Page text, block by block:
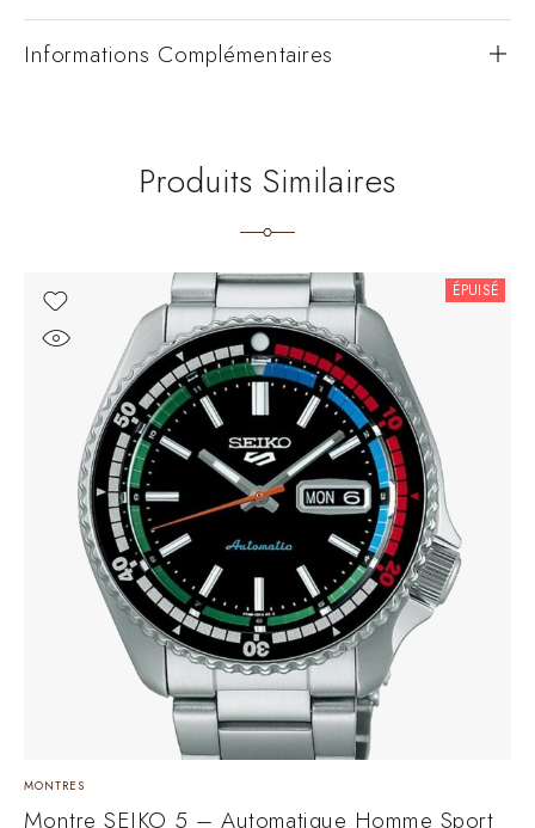
Informations Complémentaires
Produits Similaires
ÉPUISÉ
MONTRES
Montre SEIKO 5 – Automatique Homme Sport